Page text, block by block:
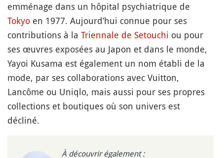
emménage dans un hôpital psychiatrique de
Tokyo en 1977. Aujourd’hui connue pour ses
contributions à la Triennale de Setouchi ou pour
ses œuvres exposées au Japon et dans le monde,
Yayoi Kusama est également un nom établi de la
mode, par ses collaborations avec Vuitton,
Lancôme ou Uniqlo, mais aussi pour ses propres
collections et boutiques où son univers est
décliné.
À découvrir également :